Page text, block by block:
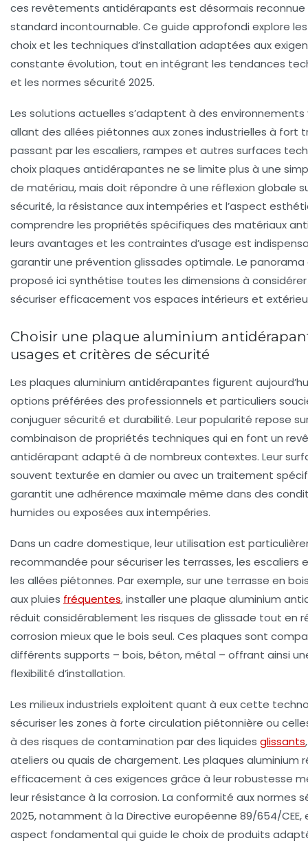
ces revêtements antidérapants est désormais
standard incontournable. Ce guide approfondi explore
choix et les techniques d’installation adaptées aux
constante évolution, tout en intégrant les tendances
et les normes sécurité 2025.
Les solutions actuelles s’adaptent à des environnements
allant des allées piétonnes aux zones industrielles à fort
passant par les escaliers, rampes et autres surfaces
choix plaques antidérapantes ne se limite plus à une
de matériau, mais doit répondre à une réflexion globale
sécurité, la résistance aux intempéries et l’aspect
comprendre les propriétés spécifiques des matériaux
leurs avantages et les contraintes d’usage est
garantir une prévention glissades optimale. Le
proposé ici synthétise toutes les dimensions à
sécuriser efficacement vos espaces intérieurs et
Choisir une plaque aluminium
usages et critères de sécurité
Les plaques aluminium antidérapantes figurent
options préférées des professionnels et particuliers
conjuguer sécurité et durabilité. Leur popularité repose
combinaison de propriétés techniques qui en font un
antidérapant adapté à de nombreux contextes. Leur
souvent texturée en damier ou avec un traitement
garantit une adhérence maximale même dans des
humides ou exposées aux intempéries.
Dans un cadre domestique, leur utilisation est
recommandée pour sécuriser les terrasses, les escaliers
les allées piétonnes. Par exemple, sur une terrasse en
aux pluies fréquentes, installer une plaque aluminium
réduit considérablement les risques de glissade tout en
corrosion mieux que le bois seul. Ces plaques sont
différents supports – bois, béton, métal – offrant ainsi
flexibilité d’installation.
Les milieux industriels exploitent quant à eux cette
sécuriser les zones à forte circulation piétonnière ou
à des risques de contamination par des liquides glissants
ateliers ou quais de chargement. Les plaques aluminium
efficacement à ces exigences grâce à leur robustesse
leur résistance à la corrosion. La conformité aux normes
2025, notamment à la Directive européenne 89/654/CEE,
aspect fondamental qui guide le choix de produits